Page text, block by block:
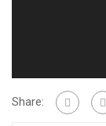
Share: